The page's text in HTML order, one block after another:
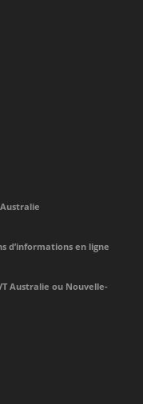
d’informations en ligne
Australie ou Nouvelle-